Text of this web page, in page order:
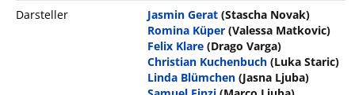
Darsteller
Jasmin Gerat (Stascha Novak)
Romina Küper (Valessa Matkovic)
Felix Klare (Drago Varga)
Christian Kuchenbuch (Luka Staric)
Linda Blümchen (Jasna Ljuba)